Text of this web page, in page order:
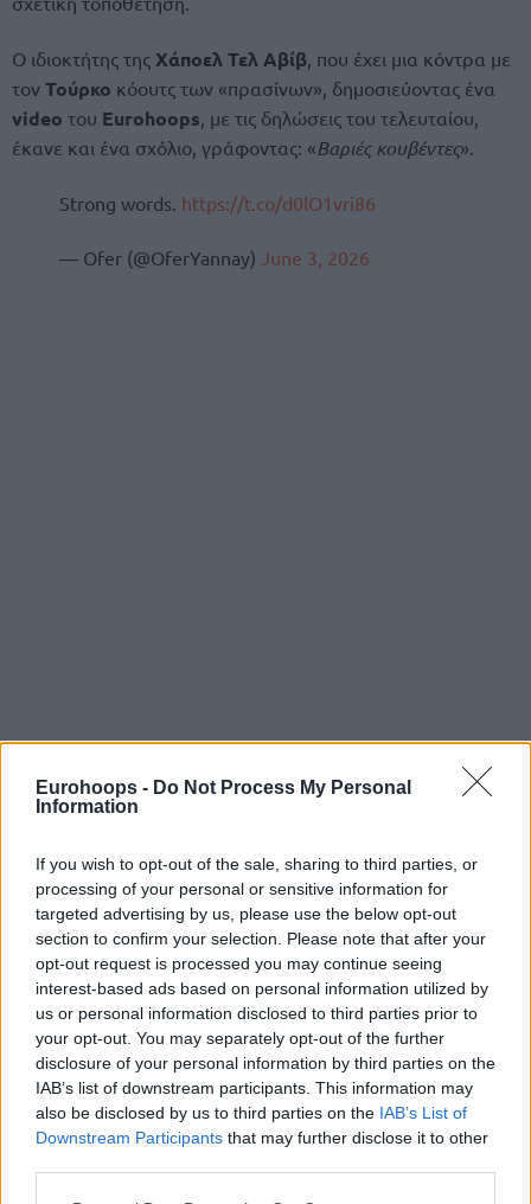
Eurohoops - Do Not Process My Personal
Information
If you wish to opt-out of the sale, sharing to third parties, or
processing of your personal or sensitive information for
targeted advertising by us, please use the below opt-out
section to confirm your selection. Please note that after your
opt-out request is processed you may continue seeing
interest-based ads based on personal information utilized by
us or personal information disclosed to third parties prior to
your opt-out. You may separately opt-out of the further
disclosure of your personal information by third parties on the
IAB’s list of downstream participants. This information may
also be disclosed by us to third parties on the IAB’s List of
Downstream Participants that may further disclose it to other
Ο ιδιοκτήτης της Χάποελ Τελ Αβίβ , που έχει μια κόντρα με
τον Τούρκο κόουτς των «πρασίνων», δημοσιεύοντας ένα
video του Eurohoops , με τις δηλώσεις του τελευταίου,
έκανε και ένα σχόλιο, γράφοντας: «Βαριές κουβέντες».
Strong words. https://t.co/d0lO1vri86
— Ofer (@OferYannay) June 3, 2026
Αταμάνείχε δηλώσει τα εξής: «Ξέρετε, στην Τουρκία
υπάρχουν πολλές δημοφιλείς τηλεοπτικές σειρές. Τις βλέπει
πολύς κόσμος κάθε εβδομάδα. Και σε εσάς στους Έλληνες